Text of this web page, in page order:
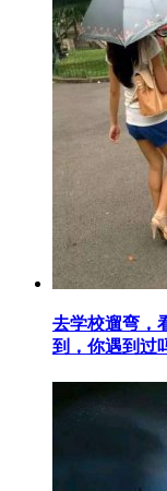
去学校遛弯，
到，你遇到过